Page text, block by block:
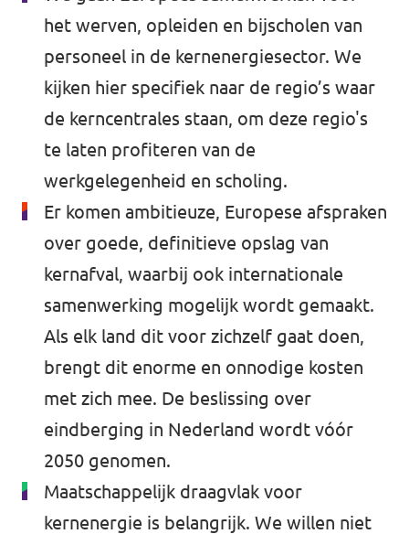
het werven, opleiden en bijscholen van
personeel in de kernenergiesector. We
kijken hier specifiek naar de regio’s waar
de kerncentrales staan, om deze regio's
te laten profiteren van de
werkgelegenheid en scholing.
Er komen ambitieuze, Europese afspraken
over goede, definitieve opslag van
kernafval, waarbij ook internationale
samenwerking mogelijk wordt gemaakt.
Als elk land dit voor zichzelf gaat doen,
brengt dit enorme en onnodige kosten
met zich mee. De beslissing over
eindberging in Nederland wordt vóór
2050 genomen.
Maatschappelijk draagvlak voor
kernenergie is belangrijk. We willen niet